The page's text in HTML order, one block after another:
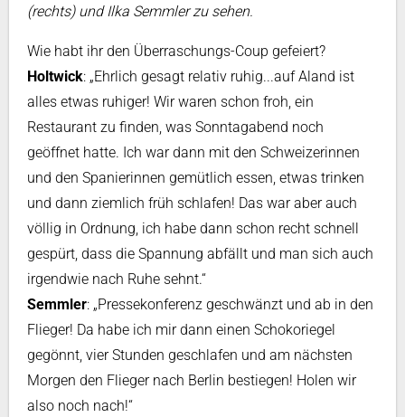
(rechts) und Ilka Semmler zu sehen.
Wie habt ihr den Überraschungs-Coup gefeiert?
Holtwick: „Ehrlich gesagt relativ ruhig...auf Aland ist
alles etwas ruhiger! Wir waren schon froh, ein
Restaurant zu finden, was Sonntagabend noch
geöffnet hatte. Ich war dann mit den Schweizerinnen
und den Spanierinnen gemütlich essen, etwas trinken
und dann ziemlich früh schlafen! Das war aber auch
völlig in Ordnung, ich habe dann schon recht schnell
gespürt, dass die Spannung abfällt und man sich auch
irgendwie nach Ruhe sehnt.“
Semmler: „Pressekonferenz geschwänzt und ab in den
Flieger! Da habe ich mir dann einen Schokoriegel
gegönnt, vier Stunden geschlafen und am nächsten
Morgen den Flieger nach Berlin bestiegen! Holen wir
also noch nach!“